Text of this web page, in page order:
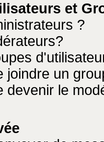
et
?
joindre un
devenir le